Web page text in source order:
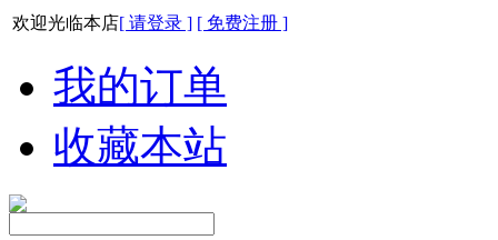
欢迎光临本店[ 请登录 ] [ 免费注册 ]
我的订单
收藏本站